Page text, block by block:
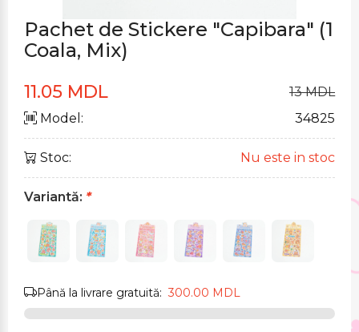
Pachet de Stickere "Capibara" (1
Coala, Mix)
11.05 MDL
13 MDL
Model:
34825
Stoc: Nu este in stoc
Variantă: *
Până la livrare gratuită:300.00 MDL